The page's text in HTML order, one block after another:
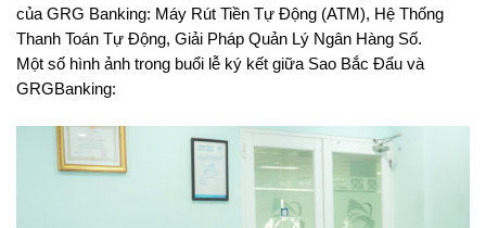
của GRG Banking: Máy Rút Tiền Tự Động (ATM), Hệ Thống
Thanh Toán Tự Động, Giải Pháp Quản Lý Ngân Hàng Số.
Một số hình ảnh trong buổi lễ ký kết giữa Sao Bắc Đẩu và
GRGBanking: